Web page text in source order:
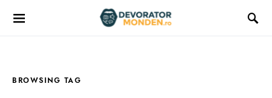
BROWSING TAG